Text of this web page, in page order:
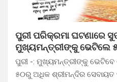
ପୁରୀ ପରିକ୍ରମା ଘଟଣାରେ
ମୁଖ୍ୟମନ୍ତ୍ରୀଙ୍କୁ ଭେଟିଲେ
ପୁରୀ -: ମୁଖ୍ୟମନ୍ତ୍ରୀଙ୍କୁ ଭେଟିବେ
୫୦ରୁ ଅଧିକ ଶ୍ରୀମନ୍ଦିର